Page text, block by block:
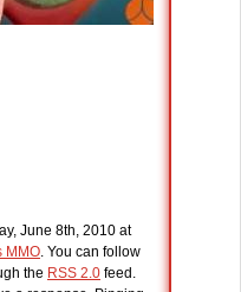
June 8th, 2010 at
MMO. You can follow
the RSS 2.0 feed.